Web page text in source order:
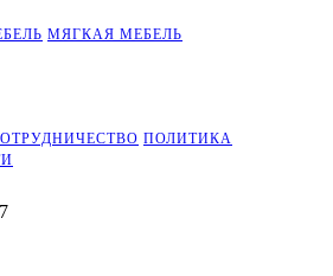
МЯГКАЯ МЕБЕЛЬ
ПОЛИТИКА